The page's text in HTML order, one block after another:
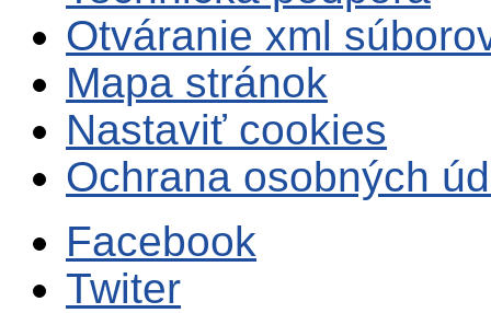
Otváranie xml
Mapa stránok
Nastaviť cookies
Ochrana osobných
Facebook
Twiter